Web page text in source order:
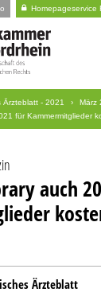
Homepageservice
Ärzteblatt - 2021
März
für Kammermitglieder
auch
Ärzteblatt